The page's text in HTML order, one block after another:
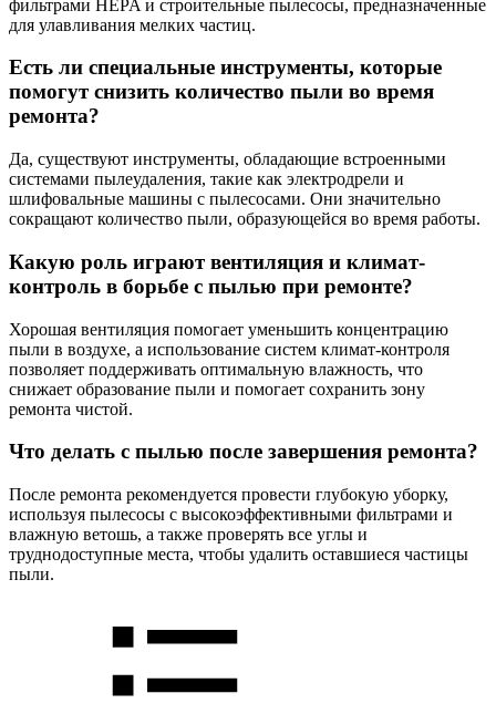
фильтрами HEPA и строительные пылесосы, предназначенные
для улавливания мелких частиц.
Есть ли специальные инструменты, которые
помогут снизить количество пыли во время
ремонта?
Да, существуют инструменты, обладающие встроенными
системами пылеудаления, такие как электродрели и
шлифовальные машины с пылесосами. Они значительно
сокращают количество пыли, образующейся во время работы.
Какую роль играют вентиляция и климат-
контроль в борьбе с пылью при ремонте?
Хорошая вентиляция помогает уменьшить концентрацию
пыли в воздухе, а использование систем климат-контроля
позволяет поддерживать оптимальную влажность, что
снижает образование пыли и помогает сохранить зону
ремонта чистой.
Что делать с пылью после завершения ремонта?
После ремонта рекомендуется провести глубокую уборку,
используя пылесосы с высокоэффективными фильтрами и
влажную ветошь, а также проверять все углы и
труднодоступные места, чтобы удалить оставшиеся частицы
пыли.